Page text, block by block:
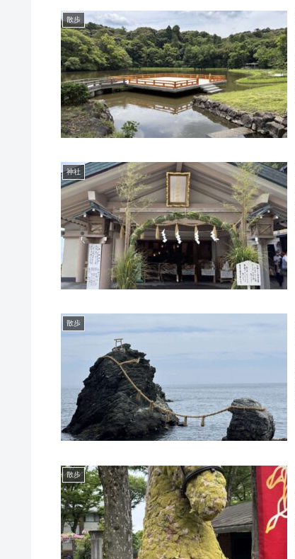
散歩
神社
散歩
散歩